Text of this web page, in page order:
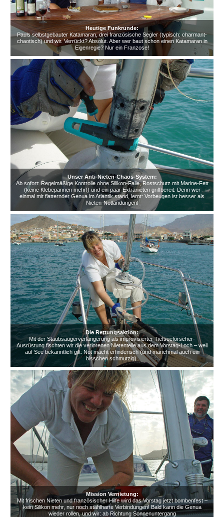
Heutige Funkrunde:
Pauls selbstgebauter Katamaran, drei französische Segler (typisch: charmant-
chaotisch) und wir. Verrückt? Absolut. Aber wer baut schon einen Katamaran in
Eigenregie? Nur ein Franzose!
Unser Anti-Nieten-Chaos-System:
Ab sofort: Regelmäßige Kontrolle ohne Silikon-Falle, Rostschutz mit Marine-Fett
(keine Klebepannen mehr!) und ein paar Extranieten griffbereit. Denn wer
einmal mit flatternder Genua im Atlantik stand, lernt: Vorbeugen ist besser als
Nieten-Notlandungen!
Die Rettungsaktion:
Mit der Staubsaugerverlängerung als improvisierter Tiefseeforscher-
Ausrüstung fischten wir die verlorenen Nietenteile aus dem Vorstag-Loch – weil
auf See bekanntlich gilt: Not macht erfinderisch (und manchmal auch ein
bisschen schmutzig).
Mission Vernietung:
Mit frischen Nieten und französischer Hilfe wird das Vorstag jetzt bombenfest –
kein Silikon mehr, nur noch stahlharte Verbindungen! Bald kann die Genua
wieder rollen, und wir: ab Richtung Sonnenuntergang